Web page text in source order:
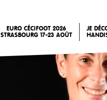
EURO CÉCIFOOT 2026
STRASBOURG 17-23 AOÛT
JE